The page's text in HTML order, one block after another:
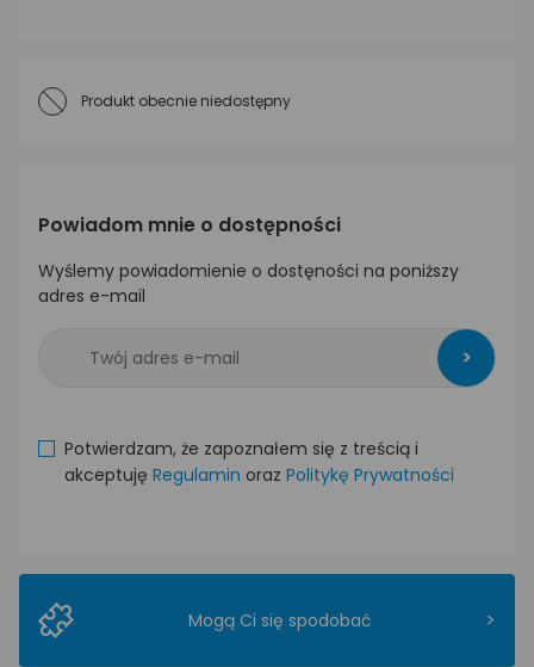
Produkt obecnie niedostępny
Powiadom mnie o dostępności
Wyślemy powiadomienie o dostęności na poniższy
adres e-mail
>
Potwierdzam, że zapoznałem się z treścią i
akceptuję Regulamin oraz Politykę Prywatności
Mogą Ci się spodobać >